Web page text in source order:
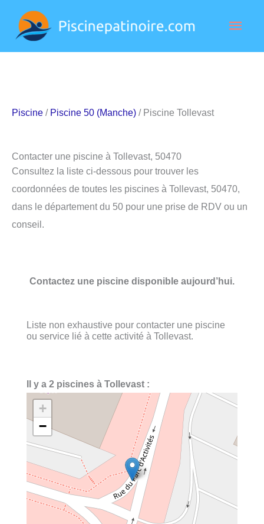
contenu
Piscine / Piscine 50 (Manche) / Piscine Tollevast
Contacter une piscine à Tollevast, 50470
Consultez la liste ci-dessous pour trouver les
coordonnées de toutes les piscines à Tollevast, 50470,
dans le département du 50 pour une prise de RDV ou un
conseil.
Contactez une piscine disponible aujourd’hui.
Liste non exhaustive pour contacter une piscine
ou service lié à cette activité à Tollevast.
Il y a 2 piscines à Tollevast :
+
−